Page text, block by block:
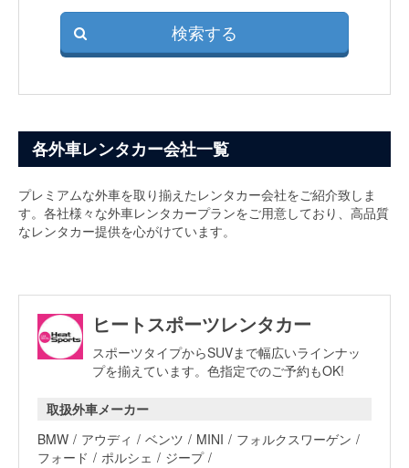
各外車レンタカー会社一覧
プレミアムな外車を取り揃えたレンタカー会社をご紹介致しま
す。各社様々な外車レンタカープランをご用意しており、高品質
なレンタカー提供を心がけています。
ヒートスポーツレンタカー
スポーツタイプからSUVまで幅広いラインナッ
プを揃えています。色指定でのご予約もOK!
取扱外車メーカー
BMW
アウディ ベンツ MINI
フォルクスワーゲン
フォード
ポルシェ ジープ